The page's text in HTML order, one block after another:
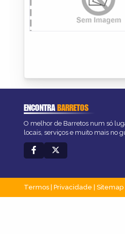
ENCONTRABARRETOS
O melhor de Barretos num só
locais, serviços e muito mais no
Termos Privacidade Sitemap